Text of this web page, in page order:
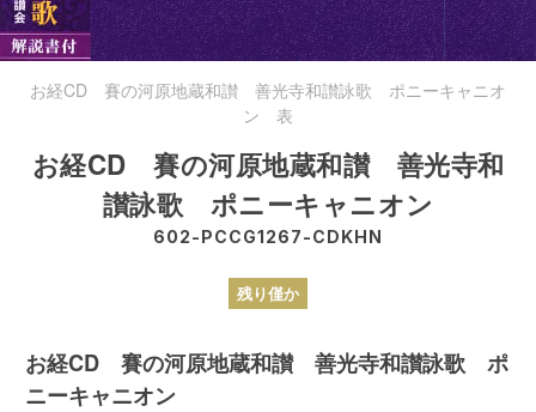
お経CD 賽の河原地蔵和讃 善光寺和讃詠歌 ポニーキャニオ
ン 表
お経CD 賽の河原地蔵和讃 善光寺和
讃詠歌 ポニーキャニオン
602-PCCG1267-CDKHN
残り僅か
お経CD 賽の河原地蔵和讃 善光寺和讃詠歌 ポ
ニーキャニオン